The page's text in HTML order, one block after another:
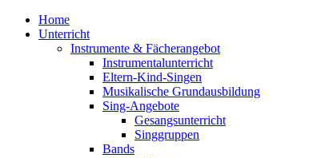
Home
Unterricht
Instrumente & Fächerangebot
Instrumentalunterricht
Eltern-Kind-Singen
Musikalische Grundausbildung
Sing-Angebote
Gesangsunterricht
Singgruppen
Bands